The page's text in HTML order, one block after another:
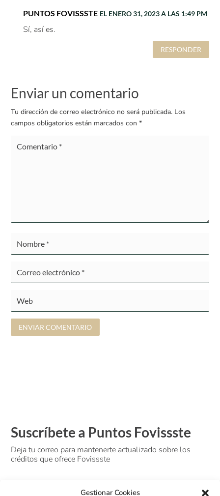
Gestionar Cookies
PUNTOS FOVISSSTE EL ENERO 31, 2023 A LAS 1:49 PM
Sí, así es.
RESPONDER
Enviar un comentario
Tu dirección de correo electrónico no será publicada. Los
campos obligatorios están marcados con*
ENVIAR COMENTARIO
Suscríbete a Puntos Fovissste
Deja tu correo para mantenerte actualizado sobre los
créditos que ofrece Fovissste